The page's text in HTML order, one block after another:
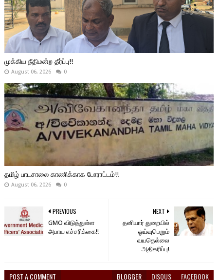
முக்கிய நீதிமன்ற தீர்ப்பு!!
August 06, 2026 0
தமிழ் பாடசாலை காணிக்காக போராட்டம்!!
August 06, 2026 0
NEXT
தனியார் துறையில்
ஓய்வுபெறும்
வயதெல்லை
அதிகரிப்பு!
PREVIOUS
GMO விடுத்துள்ள
அபாய எச்சரிக்கை!!
POST A COMMENT BLOGGER DISQUS FACEBOOK